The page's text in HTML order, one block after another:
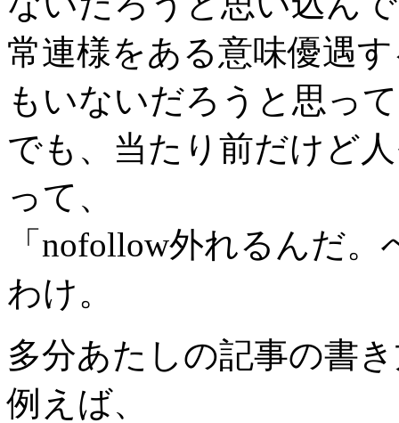
常連様をある意味優遇
もいないだろうと思っ
でも、当たり前だけど
って、
「nofollow外れるんだ
わけ。
多分あたしの記事の書
例えば、